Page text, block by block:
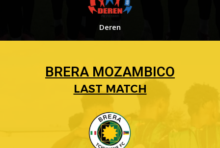
Deren
BRERA MOZAMBICO
LAST MATCH